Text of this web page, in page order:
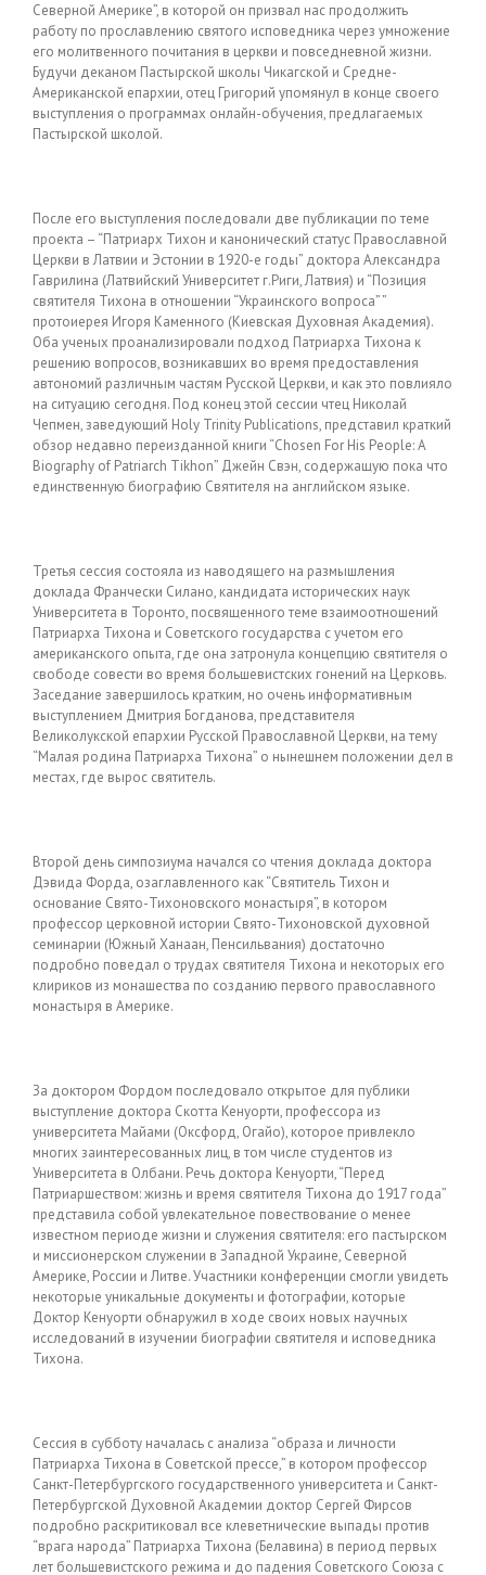
Северной Америке”, в которой он призвал нас продолжить
работу по прославлению святого исповедника через умножение
его молитвенного почитания в церкви и повседневной жизни.
Будучи деканом Пастырской школы Чикагской и Средне-
Американской епархии, отец Григорий упомянул в конце своего
выступления о программах онлайн-обучения, предлагаемых
Пастырской школой.
После его выступления последовали две публикации по теме
проекта – “Патриарх Тихон и канонический статус Православной
Церкви в Латвии и Эстонии в 1920-е годы” доктора Александра
Гаврилина (Латвийский Университет г.Риги, Латвия) и “Позиция
святителя Тихона в отношении “Украинского вопроса” ”
протоиерея Игоря Каменного (Киевская Духовная Академия).
Оба ученых проанализировали подход Патриарха Тихона к
решению вопросов, возникавших во время предоставления
автономий различным частям Русской Церкви, и как это повлияло
на ситуацию сегодня. Под конец этой сессии чтец Николай
Чепмен, заведующий Holy Trinity Publications, представил краткий
обзор недавно переизданной книги “Chosen For His People: A
Biography of Patriarch Tikhon” Джейн Свэн, содержащую пока что
единственную биографию Святителя на английском языке.
Третья сессия состояла из наводящего на размышления
доклада Франчески Силано, кандидата исторических наук
Университета в Торонто, посвященного теме взаимоотношений
Патриарха Тихона и Советского государства с учетом его
американского опыта, где она затронула концепцию святителя о
свободе совести во время большевистских гонений на Церковь.
Заседание завершилось кратким, но очень информативным
выступлением Дмитрия Богданова, представителя
Великолукской епархии Русской Православной Церкви, на тему
“Малая родина Патриарха Тихона” о нынешнем положении дел в
местах, где вырос святитель.
Второй день симпозиума начался со чтения доклада доктора
Дэвида Форда, озаглавленного как “Святитель Тихон и
основание Свято-Тихоновского монастыря”, в котором
профессор церковной истории Свято-Тихоновской духовной
семинарии (Южный Ханаан, Пенсильвания) достаточно
подробно поведал о трудах святителя Тихона и некоторых его
клириков из монашества по созданию первого православного
монастыря в Америке.
За доктором Фордом последовало открытое для публики
выступление доктора Скотта Кенуорти, профессора из
университета Майами (Оксфорд, Огайо), которое привлекло
многих заинтересованных лиц, в том числе студентов из
Университета в Олбани. Речь доктора Кенуорти, “Перед
Патриаршеством: жизнь и время святителя Тихона до 1917 года”
представила собой увлекательное повествование о менее
известном периоде жизни и служения святителя: его пастырском
и миссионерском служении в Западной Украине, Северной
Америке, России и Литве. Участники конференции смогли увидеть
некоторые уникальные документы и фотографии, которые
Доктор Кенуорти обнаружил в ходе своих новых научных
исследований в изучении биографии святителя и исповедника
Тихона.
Сессия в субботу началась с анализа “образа и личности
Патриарха Тихона в Советской прессе,” в котором профессор
Санкт-Петербургского государственного университета и Санкт-
Петербургской Духовной Академии доктор Сергей Фирсов
подробно раскритиковал все клеветнические выпады против
“врага народа” Патриарха Тихона (Белавина) в период первых
лет большевистского режима и до падения Советского Союза с